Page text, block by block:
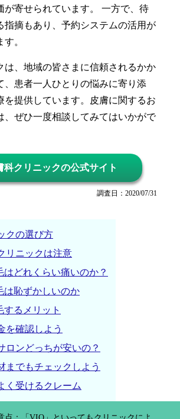
が寄せられています。 一方で、待
指摘もあり、予約システムの活用が
。
は、地域の皆さまに信頼されるかか
、患者一人ひとりの悩みに寄り添
を提供しています。皮膚に関するお
、ぜひ一度相談してみてはいかがで
科クリニックの公式サイト
調査日：2020/07/31
クの選び方
リニックは注意
はどれくらい痛いのか？
は恥ずかしいのか
するメリット
を確認しよう
ロンどっちが安いの？
までもチェックしよう
く受けるクレーム